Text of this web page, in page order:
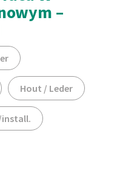
–
Hout / Leder
install.